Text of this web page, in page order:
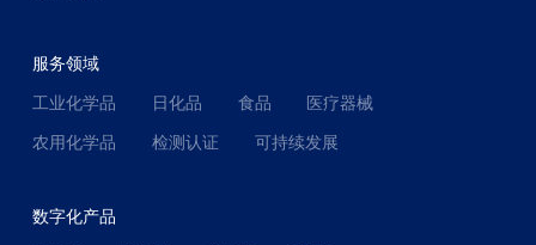
服务领域
工业化学品
日化品 食品
医疗器械
农用化学品
检测认证 可持续发展
数字化产品